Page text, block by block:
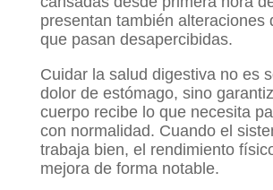
presentan también alteraciones
que pasan desapercibidas.
Cuidar la salud digestiva no es
dolor de estómago, sino
cuerpo recibe lo que necesita
con normalidad. Cuando el
trabaja bien, el rendimiento
mejora de forma notable.